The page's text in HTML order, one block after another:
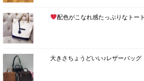
配色がこなれ感たっぷりなトー
大きさちょうどいい♪レザーバッグ